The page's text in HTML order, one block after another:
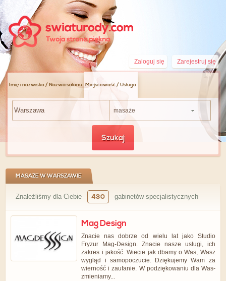
Zarejestruj się
Zaloguj się
Imię i nazwisko / Nazwa salonu Miejscowość / Usługa
masaże
Szukaj
MASAŻE W WARSZAWIE
Znaleźliśmy dla Ciebie 430 gabinetów specjalistycznych
Mag Design
Znacie nas dobrze od wielu lat jako Studio
Fryzur Mag-Design. Znacie nasze usługi, ich
zakres i jakość. Wiecie jak dbamy o Was, Wasz
wygląd i samopoczucie. Dziękujemy Wam za
wierność i zaufanie. W podziękowaniu dla Was-
zmieniamy...